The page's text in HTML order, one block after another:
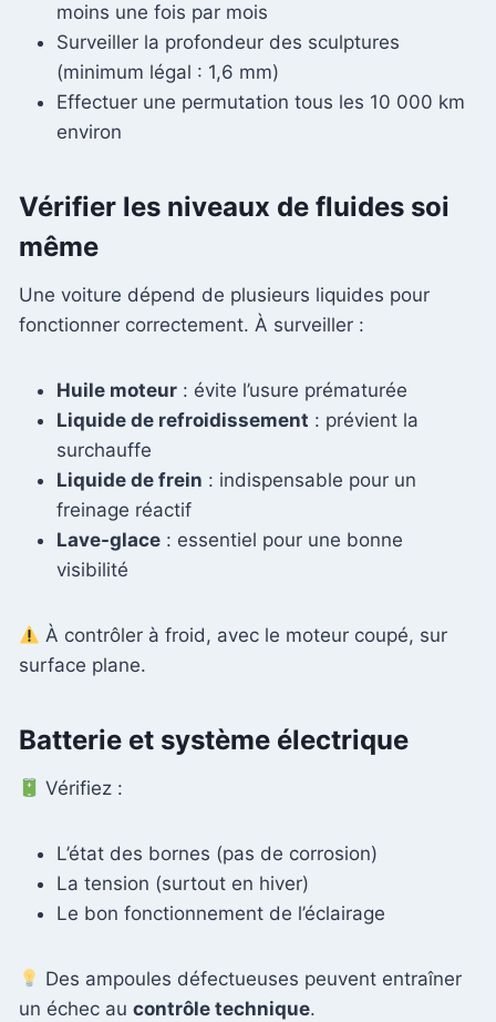
moins une fois par mois
Surveiller la profondeur des sculptures
(minimum légal : 1,6 mm)
Effectuer une permutation tous les 10 000 km
environ
Vérifier les niveaux de fluides soi
même
Une voiture dépend de plusieurs liquides pour
fonctionner correctement. À surveiller :
Huile moteur : évite l’usure prématurée
Liquide de refroidissement : prévient la
surchauffe
Liquide de frein : indispensable pour un
freinage réactif
Lave-glace : essentiel pour une bonne
visibilité
À contrôler à froid, avec le moteur coupé, sur
surface plane.
Batterie et système électrique
Vérifiez :
L’état des bornes (pas de corrosion)
La tension (surtout en hiver)
Le bon fonctionnement de l’éclairage
Des ampoules défectueuses peuvent entraîner
un échec au contrôle technique.